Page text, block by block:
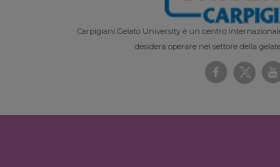
Carpigiani Gelato University è un centro
desidera operare nel settore della